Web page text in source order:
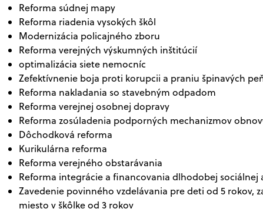
Reforma súdnej mapy
Reforma riadenia vysokých škôl
Modernizácia policajného zboru
Reforma verejných výskumných inštitúcií
optimalizácia siete nemocníc
Zefektívnenie boja proti korupcii a praniu špinavých
Reforma nakladania so stavebným odpadom
Reforma verejnej osobnej dopravy
Reforma zosúladenia podporných mechanizmov
Dôchodková reforma
Kurikulárna reforma
Reforma verejného obstarávania
Reforma integrácie a financovania dlhodobej sociálnej
Zavedenie povinného vzdelávania pre deti od 5 rokov,
miesto v škôlke od 3 rokov